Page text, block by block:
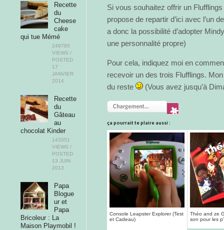
Si vous souhaitez offrir un
propose de repartir d’ici avec l’un
a donc la possibilité d’adopter
une personnalité propre)
Pour cela, indiquez moi en
recevoir un des trois Flufflings.
du reste
(Vous avez jusqu’à
ça pourrait te plaire aussi :
Console Leapster Explorer (Test
et Cadeau)
Théo and ze
son pour les
Recette
du
Cheese
cake
qui tue Mémé
249785
VIEWS /
POSTED
17
JANVIER
2014
Recette
du
Gâteau
au
chocolat Kinder
143351
VIEWS /
POSTED
13 JUIN
2013
Papa
Blogue
ur et
Papa
Bricoleur : La
Maison Playmobil !